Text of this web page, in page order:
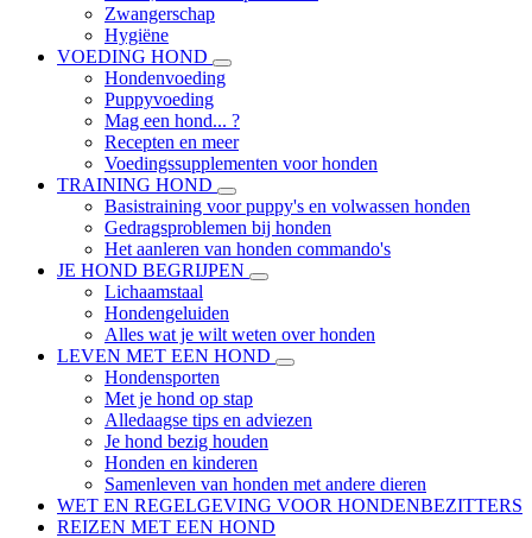
Zwangerschap
Hygiëne
VOEDING HOND
Hondenvoeding
Puppyvoeding
Mag een hond... ?
Recepten en meer
Voedingssupplementen voor honden
TRAINING HOND
Basistraining voor puppy's en volwassen honden
Gedragsproblemen bij honden
Het aanleren van honden commando's
JE HOND BEGRIJPEN
Lichaamstaal
Hondengeluiden
Alles wat je wilt weten over honden
LEVEN MET EEN HOND
Hondensporten
Met je hond op stap
Alledaagse tips en adviezen
Je hond bezig houden
Honden en kinderen
Samenleven van honden met andere dieren
WET EN REGELGEVING VOOR HONDENBEZITTERS
REIZEN MET EEN HOND